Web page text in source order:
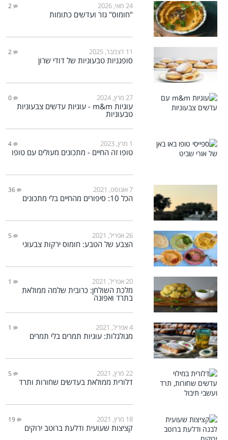
24 מאי, 2026 2
"חומוס" גזר ועדשים כתומות
11 דצמבר, 2025 2
סופגניות טבעוניות של דודי שרון
27 מרץ, 2024 0
עוגיות m&m - עוגיות עדשים צבעוניות
טבעוניות
1 מרץ, 2023 4
טופו זה החיים - מתכונים מעולים עם טופו
7 אוגוסט, 2021 36
הכל 10: סיפורים מהחיים בלי מתכונים
26 אפריל, 2021 5
הצבע של הטבע: חומוס ירקות צבעוני
20 אפריל, 2021 1
מלכת השולחן: כרובית שלמה ממולאת
בתרד ואפונה
4 אפריל, 2021 1
מגולגלות: עוגיות תמרים בלי תמרים
22 מרץ, 2021 5
דלורית ממולאת בעדשים שחורות ותרד
18 מרץ, 2021 19
קציצות שעועית ודלעת ברוטב ירוקים